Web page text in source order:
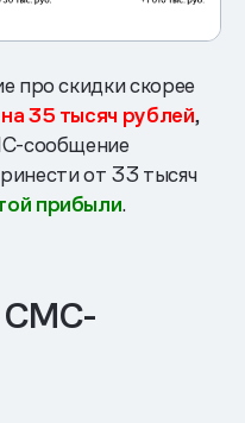
про скидки скорее
35 тысяч рублей,
сообщение
от 33 тысяч
прибыли.
СМС-